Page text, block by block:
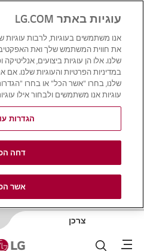
צרכן
Menu לחפש
עוגיות באתר LG.COM
אנו משתמשים בעוגיות, לרבות עוגיות
את חווית המשתמש שלך ואת
שלנו. אלו הן עוגיות ביצועים,
במדיניות הפרטיות והעוגיות שלנו.
שלנו, בחרו "אשר הכל" או בחרו
עוגיות אנו משתמשים ולבחור אילו
הגדרות
דחה
אשר